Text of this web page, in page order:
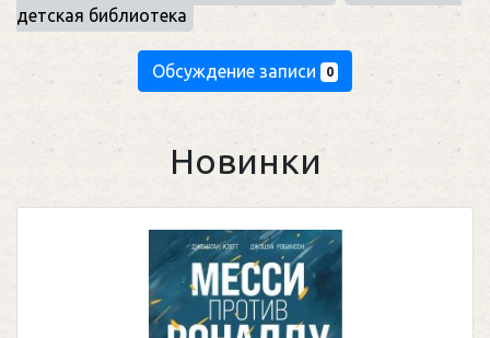
детская библиотека
Обсуждение записи 0
Новинки